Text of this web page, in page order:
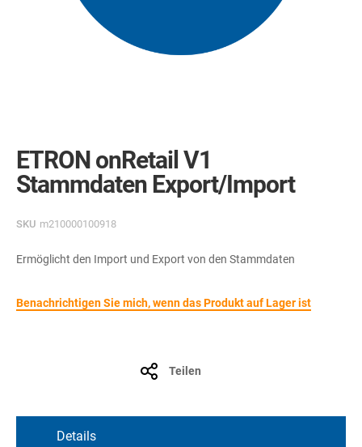
beginning
of
the
gallery
ETRON onRetail V1
Stammdaten Export/Import
SKU m210000100918
Ermöglicht den Import und Export von den Stammdaten
Benachrichtigen Sie mich, wenn das Produkt auf Lager ist
Teilen
Details